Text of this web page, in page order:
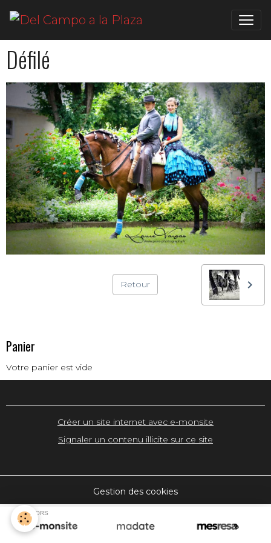
Défilé
Retour
Panier
Votre panier est vide
Créer un site internet avec e-monsite
Signaler un contenu illicite sur ce site
Gestion des cookies
SPONSORS